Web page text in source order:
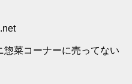
惣菜コーナーに売ってない